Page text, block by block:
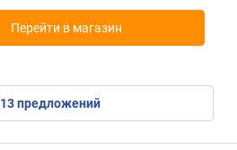
Перейти в магазин
13предложений